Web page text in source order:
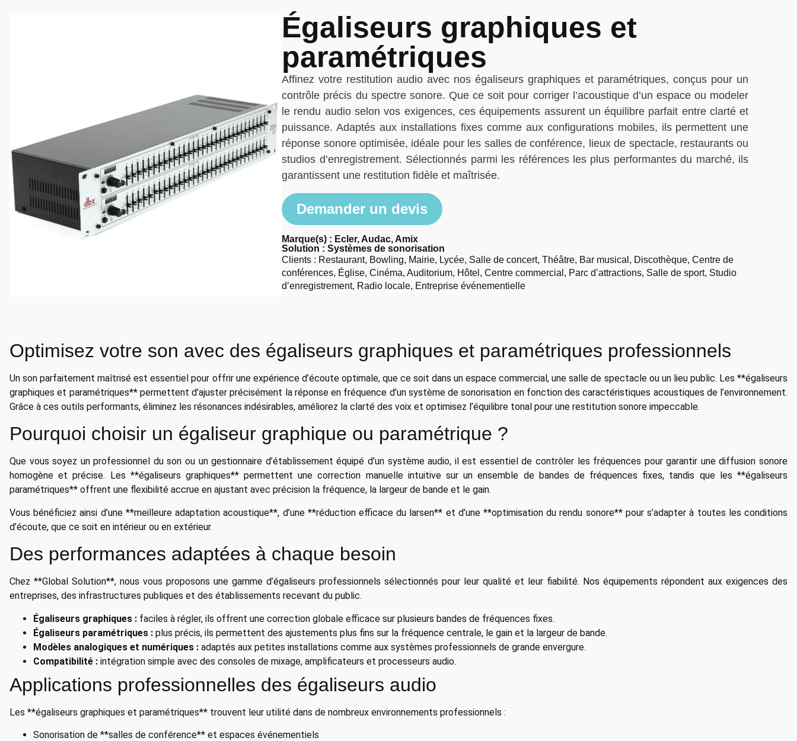
Égaliseurs graphiques et
paramétriques
Affinez votre restitution audio avec nos égaliseurs graphiques et paramétriques, conçus pour un
contrôle précis du spectre sonore. Que ce soit pour corriger l’acoustique d’un espace ou modeler
le rendu audio selon vos exigences, ces équipements assurent un équilibre parfait entre clarté et
puissance. Adaptés aux installations fixes comme aux configurations mobiles, ils permettent une
réponse sonore optimisée, idéale pour les salles de conférence, lieux de spectacle, restaurants ou
studios d’enregistrement. Sélectionnés parmi les références les plus performantes du marché, ils
garantissent une restitution fidèle et maîtrisée.
Demander un devis
Marque(s) : Ecler, Audac, Amix
Solution :Systèmes de sonorisation
Clients : Restaurant, Bowling, Mairie, Lycée, Salle de concert, Théâtre, Bar musical, Discothèque, Centre de
conférences, Église, Cinéma, Auditorium, Hôtel, Centre commercial, Parc d’attractions, Salle de sport, Studio
d’enregistrement, Radio locale, Entreprise événementielle
Optimisez votre son avec des égaliseurs graphiques et paramétriques professionnels
Un son parfaitement maîtrisé est essentiel pour offrir une expérience d’écoute optimale, que ce soit dans un espace commercial, une salle de spectacle ou un lieu public. Les **égaliseurs
graphiques et paramétriques** permettent d’ajuster précisément la réponse en fréquence d’un système de sonorisation en fonction des caractéristiques acoustiques de l’environnement.
Grâce à ces outils performants, éliminez les résonances indésirables, améliorez la clarté des voix et optimisez l’équilibre tonal pour une restitution sonore impeccable.
Pourquoi choisir un égaliseur graphique ou paramétrique ?
Que vous soyez un professionnel du son ou un gestionnaire d’établissement équipé d’un système audio, il est essentiel de contrôler les fréquences pour garantir une diffusion sonore
homogène et précise. Les **égaliseurs graphiques** permettent une correction manuelle intuitive sur un ensemble de bandes de fréquences fixes, tandis que les **égaliseurs
paramétriques** offrent une flexibilité accrue en ajustant avec précision la fréquence, la largeur de bande et le gain.
Vous bénéficiez ainsi d’une **meilleure adaptation acoustique**, d’une **réduction efficace du larsen** et d’une **optimisation du rendu sonore** pour s’adapter à toutes les conditions
d’écoute, que ce soit en intérieur ou en extérieur.
Des performances adaptées à chaque besoin
Chez **Global Solution**, nous vous proposons une gamme d’égaliseurs professionnels sélectionnés pour leur qualité et leur fiabilité. Nos équipements répondent aux exigences des
entreprises, des infrastructures publiques et des établissements recevant du public.
Égaliseurs graphiques : faciles à régler, ils offrent une correction globale efficace sur plusieurs bandes de fréquences fixes.
Égaliseurs paramétriques : plus précis, ils permettent des ajustements plus fins sur la fréquence centrale, le gain et la largeur de bande.
Modèles analogiques et numériques : adaptés aux petites installations comme aux systèmes professionnels de grande envergure.
Compatibilité : intégration simple avec des consoles de mixage, amplificateurs et processeurs audio.
Applications professionnelles des égaliseurs audio
Les **égaliseurs graphiques et paramétriques** trouvent leur utilité dans de nombreux environnements professionnels :
Sonorisation de **salles de conférence** et espaces événementiels